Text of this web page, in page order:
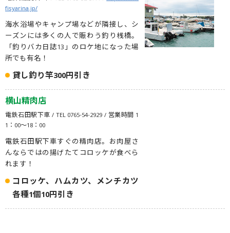
fisyarina.jp/
海水浴場やキャンプ場などが隣接し、シ
ーズンには多くの人で賑わう釣り桟橋。
「釣りバカ日誌13」のロケ地になった場
所でも有名！
貸し釣り竿300円引き
横山精肉店
電鉄石田駅下車 / TEL 0765-54-2929 / 営業時間 1
1：00～18：00
電鉄石田駅下車すぐの精肉店。お肉屋さ
んならではの揚げたてコロッケが食べら
れます！
コロッケ、ハムカツ、メンチカツ
各種1個10円引き